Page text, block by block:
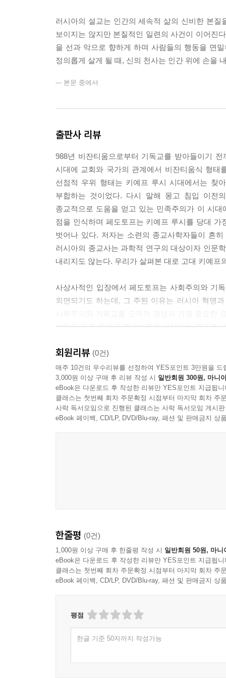
러시아의 설교는 인간의 세속적 삶의 신비한 본
보이지는 않지만 본질적인 일련의 사건이 이어진
을 선과 악으로 향하게 하며 사람들의 행동을 면
정의롭게 살게 될 때, 신의 천사는 인간 위에 손을
--- 본문 중에서
출판사 리뷰
988년 비잔티움으로부터 기독교를 받아들이기
시대에 교회와 국가의 관계에서 비잔티움식 형
선점적 우위 형태는 키예프 루시 시대에서는 찾
부합하는 것이었다. 다시 말해 몽고 침입 이전
종교적으로 도움을 얻고 있는 민족주의가 이 시
점을 인식하며 페도토프는 키예프 루시를 당대
벗어나 있다. 저자는 소련의 종교사학자들이 흔
러시아의 종교사는 과학적 연구의 대상이자 인문
내리지도 않는다. 우리가 살펴본 대로 고대 키예
사상사적인 입장에서 페도토프는 사회주의와 기
외면되기도 하는데, 그 주된 이유는 러시아 혁명
바탕은 그로 하여금 볼셰비즘을 거부하는 결과로
회원리뷰 (0건)
매주 10건의 우수리뷰를 선정하여 YES포인트 3만원을 드
3,000원 이상 구매 후 리뷰 작성 시 일반회원 300원, 마니
eBook은 다운로드 후 작성한 리뷰만 YES포인트 지급됩니
클래스는 첫번째 회차 주문확정 시점부터 마지막 회차 주
사락 독서모임으로 진행된 클래스는 사락 독서모임 게시
eBook 페이백, CD/LP, DVD/Blu-ray, 패션 및 판매금지 상
한줄평 (0건)
1,000원 이상 구매 후 한줄평 작성 시 일반회원 50원, 마니
eBook은 다운로드 후 작성한 리뷰만 YES포인트 지급됩니
클래스는 첫번째 회차 주문확정 시점부터 마지막 회차 주
eBook 페이백, CD/LP, DVD/Blu-ray, 패션 및 판매금지 상
평점
한글 기준 50자까지 작성가능